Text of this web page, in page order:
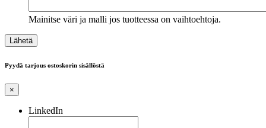
Mainitse väri ja malli jos tuotteessa on vaihtoehtoja.
Pyydä tarjous ostoskorin sisällöstä
×
LinkedIn